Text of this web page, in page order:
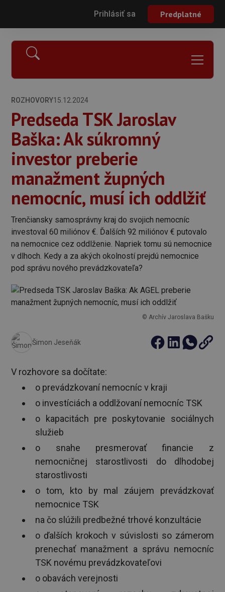
Prihlásiť sa Predplatné
ROZHOVORY15.12.2024
Predseda TSK Jaroslav
Baška: Ak súkromný
investor preberie
manažment župných
nemocníc, musí ich oddlžiť
Trenčiansky samosprávny kraj do svojich nemocníc
investoval 60 miliónov €. Ďalších 92 miliónov € putovalo
na nemocnice cez oddlženie. Napriek tomu sú nemocnice
v dlhoch. Kedy a za akých okolností prejdú nemocnice
pod správu nového prevádzkovateľa?
© Archív Jaroslava Bašku
Šimon Jeseňák
V rozhovore sa dočítate:
o prevádzkovaní nemocníc v kraji
o investíciách a oddlžovaní nemocníc TSK
o kapacitách pre poskytovanie sociálnych
služieb
o snahe presmerovať financie z
nemocničnej starostlivosti do dlhodobej
starostlivosti
o tom, kto by mal záujem prevádzkovať
nemocnice TSK
na čo slúžili predbežné trhové konzultácie
o ďalších krokoch v súvislosti so zámerom
prenechať manažment a správu nemocníc
TSK novému prevádzkovateľovi
o obavách verejnosti